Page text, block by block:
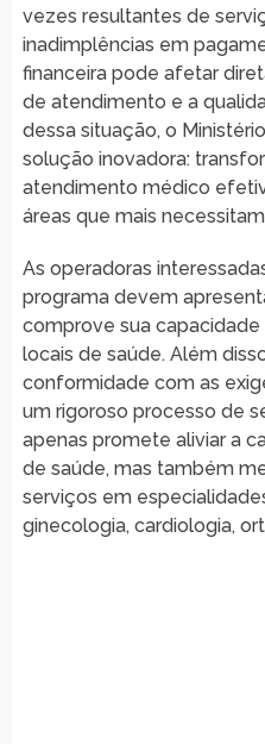
vezes resultantes de
inadimplências em
financeira pode afetar
de atendimento e a
dessa situação, o
solução inovadora:
atendimento médico
áreas que mais
As operadoras
programa devem
comprove sua
locais de saúde. Além
conformidade com as
um rigoroso processo de
apenas promete aliviar a
de saúde, mas também
serviços em
ginecologia, cardiologia,